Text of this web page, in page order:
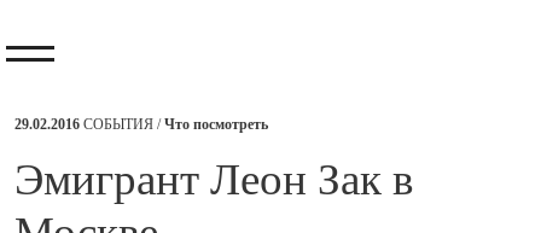
29.02.2016 СОБЫТИЯ /Что посмотреть
​Эмигрант Леон Зак в